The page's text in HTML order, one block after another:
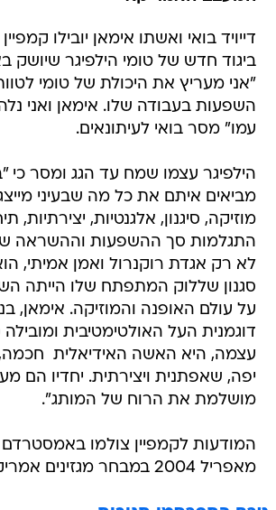
דייויד בואי ואשתו אימאן יובילו קמפיין
"אני מעריץ את היכולת של טומי
השפעות בעבודה שלו. אימאן ואני
עמו" מסר בואי לעיתונאים.
הילפיגר עצמו שמח עד הגג ומסר כי
מביאים איתם את כל מה שבעיני
מוזיקה, סיגנון, אלגנטיות, יצירתיות,
התגלמות סך ההשפעות וההשראה
לא רק אגדת רוקנרול ואמן אמיתי,
סגנון שללוק המתפתח שלו הייתה
על עולם האופנה והמוזיקה. אימאן,
דוגמנית העל האולטימטיבית ומובילה
עצמה, היא האשה האידיאלית  חכמה,
יפה, שאפתנית ויצירתית. יחדיו הם
מושלמת את הרוח של המותג".
המודעות לקמפיין צולמו באמסטרדם
מאפריל 2004 במבחר מגזינים אמריקאים.